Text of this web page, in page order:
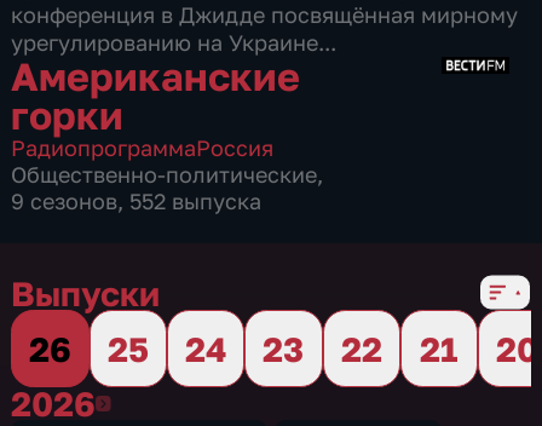
конференция в Джидде посвящённая мирному
урегулированию на Украине...
Американские
горки
РадиопрограммаРоссия
Общественно-политические,
9 сезонов, 552 выпуска
Выпуски
26
25 24 23 22 21
20
20262026